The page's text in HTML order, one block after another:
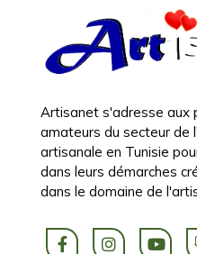
Artisanet s'adresse aux
amateurs du secteur de
artisanale en Tunisie
dans leurs démarches
dans le domaine de